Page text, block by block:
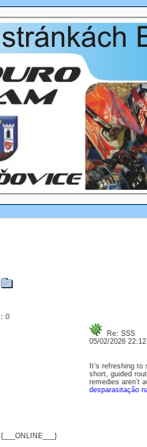
: 0
{___ONLINE___}
Re: SSS
05/02/2026
It’s refreshing
short, guided
remedies aren’t
desparasitação